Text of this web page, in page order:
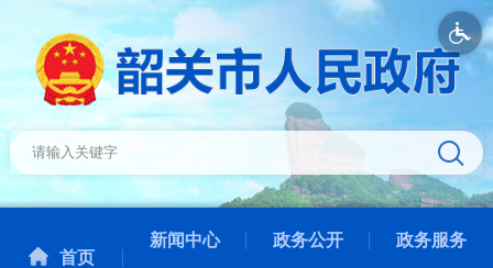
首页
新闻中心 政务公开 政务服务